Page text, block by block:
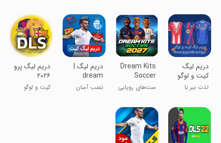
‏‏‏دریم لیگ
کیت و لوگو
لذت ببر با
لوگو
Dream Kits
Soccer
2027
ست‌های رویایی
دریم لیگ |
dream
league: کیت
نصب آسان
‏‏دریم لیگ پرو
۲۰۲۶
کیت و لوگو